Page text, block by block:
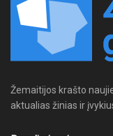
Žemaitijos krašto
aktualias žinias ir